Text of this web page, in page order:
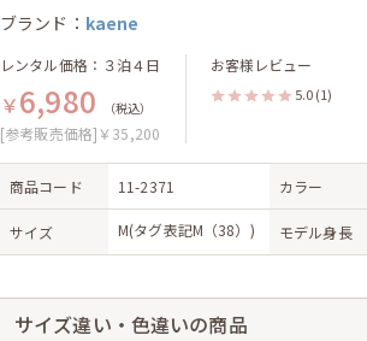
ブランド： kaene
レンタル価格：３泊４日
￥6,980 （税込）
[参考販売価格]￥35,200
お客様レビュー
5.0 (1)
商品コード 11-2371 カラー
サイズ M(タグ表記M（38）) モデル身長
サイズ違い・色違いの商品